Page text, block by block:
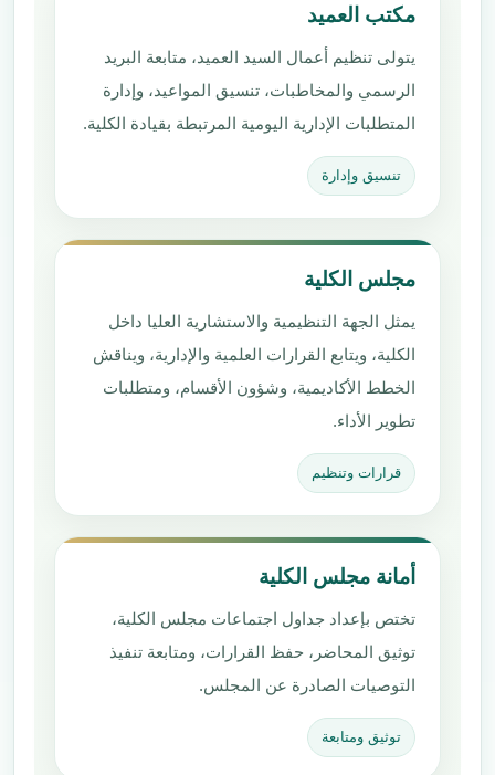
مكتب العميد
يتولى تنظيم أعمال السيد العميد، متابعة البريد
الرسمي والمخاطبات، تنسيق المواعيد، وإدارة
المتطلبات الإدارية اليومية المرتبطة بقيادة الكلية.
تنسيق وإدارة
مجلس الكلية
يمثل الجهة التنظيمية والاستشارية العليا داخل
الكلية، ويتابع القرارات العلمية والإدارية، ويناقش
الخطط الأكاديمية، وشؤون الأقسام، ومتطلبات
تطوير الأداء.
قرارات وتنظيم
أمانة مجلس الكلية
تختص بإعداد جداول اجتماعات مجلس الكلية،
توثيق المحاضر، حفظ القرارات، ومتابعة تنفيذ
التوصيات الصادرة عن المجلس.
توثيق ومتابعة